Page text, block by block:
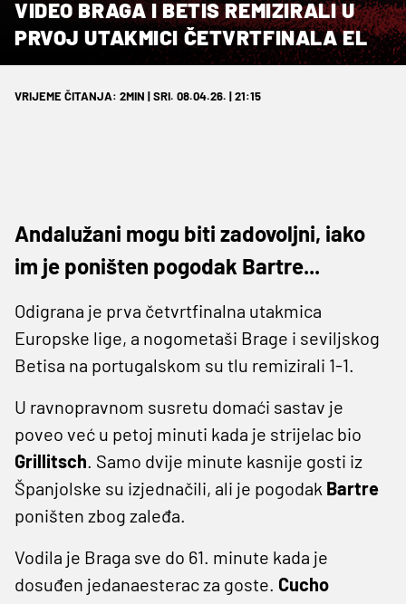
VIDEO BRAGA I BETIS REMIZIRALI U
PRVOJ UTAKMICI ČETVRTFINALA EL
VRIJEME ČITANJA: 2MIN | SRI. 08.04.26. | 21:15
Andalužani mogu biti zadovoljni, iako
im je poništen pogodak Bartre...
Odigrana je prva četvrtfinalna utakmica
Europske lige, a nogometaši Brage i seviljskog
Betisa na portugalskom su tlu remizirali 1-1.
U ravnopravnom susretu domaći sastav je
poveo već u petoj minuti kada je strijelac bio
Grillitsch. Samo dvije minute kasnije gosti iz
Španjolske su izjednačili, ali je pogodak Bartre
poništen zbog zaleđa.
Vodila je Braga sve do 61. minute kada je
dosuđen jedanaesterac za goste. Cucho